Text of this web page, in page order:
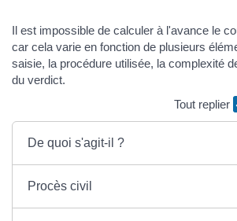
Il est impossible de calculer à l'avance le
car cela varie en fonction de plusieurs
saisie, la procédure utilisée, la complexité
du verdict.
Tout replier
De quoi s'agit-il ?
Procès civil